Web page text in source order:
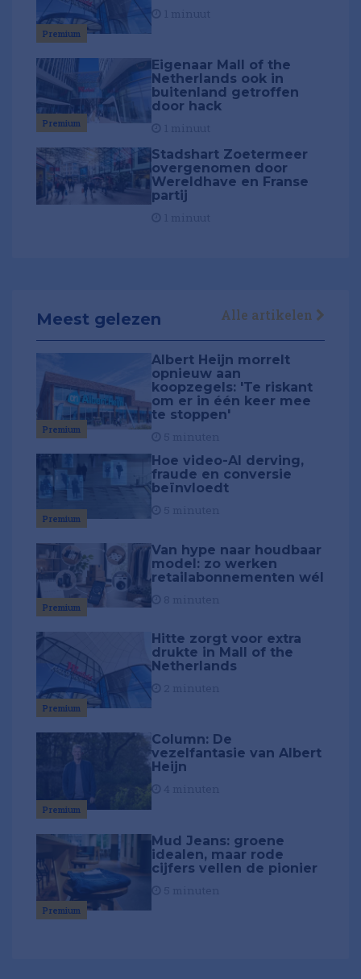
Premium
Premium
Eigenaar Mall of the
Netherlands ook in
buitenland getroffen
door hack
Stadshart Zoetermeer
overgenomen door
Wereldhave en Franse
partij
Meest gelezen Alle artikelen
Premium
Albert Heijn morrelt
opnieuw aan
koopzegels: 'Te riskant
om er in één keer mee
te stoppen'
Premium
Hoe video-AI derving,
fraude en conversie
beïnvloedt
Premium
Van hype naar houdbaar
model: zo werken
retailabonnementen wél
Premium
Hitte zorgt voor extra
drukte in Mall of the
Netherlands
Premium
Column: De
vezelfantasie van Albert
Heijn
Premium
Mud Jeans: groene
idealen, maar rode
cijfers vellen de pionier